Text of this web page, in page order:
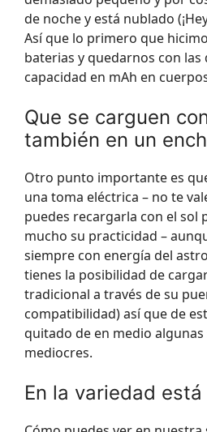
de noche y está nublado
Así que lo primero que
baterias y quedarnos con las
capacidad en mAh en
Que se carguen
también en un
Otro punto importante es
una toma eléctrica – no te
puedes recargarla con el sol
mucho su practicidad –
siempre con energía del
tienes la posibilidad de
tradicional a través de su
compatibilidad) así que de
quitado de en medio
mediocres.
En la variedad